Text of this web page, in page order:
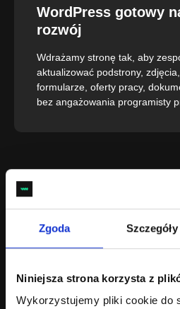
Zgoda Szczegóły
Niniejsza strona korzysta z
Wykorzystujemy pliki cookie do
WordPress gotowy
rozwój
Wdrażamy stronę tak, aby
aktualizować podstrony,
formularze, oferty pracy,
bez angażowania programisty
Najczęściej
FAQ – strony
Czy projektujecie strony